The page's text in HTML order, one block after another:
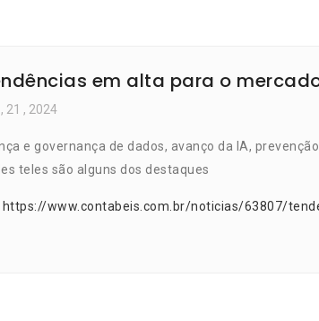
em alta para o
, 21 , 2024
e governança de dados, avanço da IA,
teles são alguns dos destaques
https://www.contabeis.com.br/noticias/63807/